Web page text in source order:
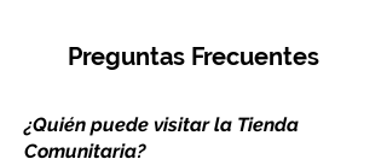
Preguntas Frecuentes
¿Quién puede visitar la Tienda
Comunitaria?